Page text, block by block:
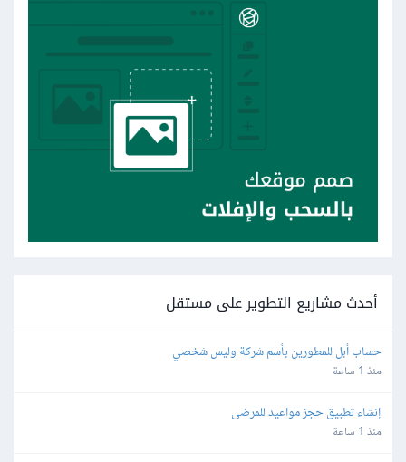
أحدث مشاريع التطوير على مستقل
حساب أبل للمطورين بأسم شركة وليس شخصي
منذ 1 ساعة
إنشاء تطبيق حجز مواعيد للمرضى
منذ 1 ساعة